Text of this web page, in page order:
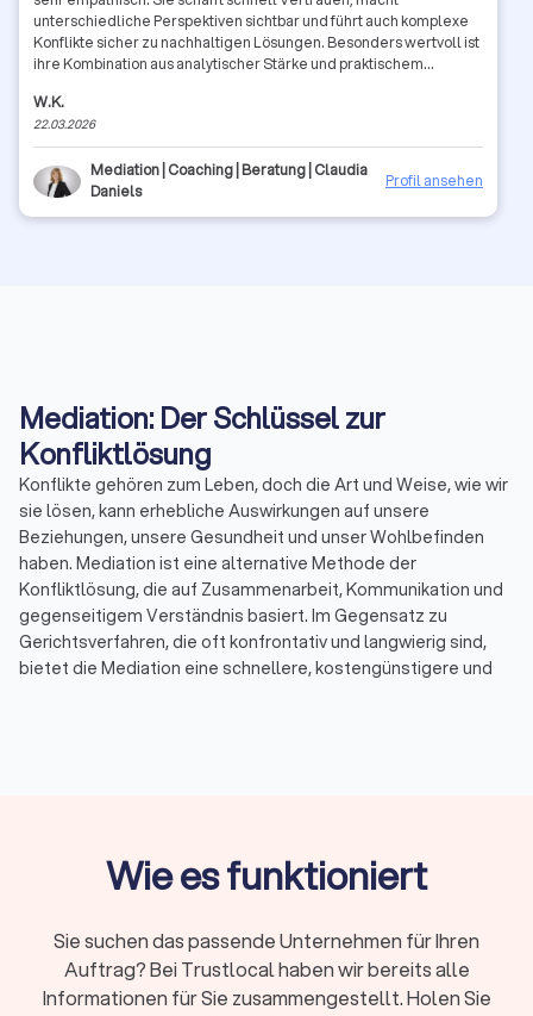
unterschiedliche Perspektiven sichtbar und führt auch komplexe
Konflikte sicher zu nachhaltigen Lösungen. Besonders wertvoll ist
ihre Kombination aus analytischer Stärke und praktischem
bei Konflikten aus dem IT-Bereich.
W.K.
22.03.2026
Mediation | Coaching | Beratung | Claudia
Daniels
Profil ansehen
Mediation: Der Schlüssel zur
Konfliktlösung
Konflikte gehören zum Leben, doch die Art und Weise, wie wir
sie lösen, kann erhebliche Auswirkungen auf unsere
Beziehungen, unsere Gesundheit und unser Wohlbefinden
haben. Mediation ist eine alternative Methode der
Konfliktlösung, die auf Zusammenarbeit, Kommunikation und
gegenseitigem Verständnis basiert. Im Gegensatz zu
Gerichtsverfahren, die oft konfrontativ und langwierig sind,
bietet die Mediation eine schnellere, kostengünstigere und
Was ist Mediation?
dem ein neutraler Dritter, der Mediator, den Parteien hilft, eine
einvernehmliche Lösung für ihren Streit zu finden. Der
Mediator hat keine Entscheidungsbefugnis, sondern
Wie es funktioniert
Sie suchen das passende Unternehmen für Ihren
Auftrag? Bei Trustlocal haben wir bereits alle
Informationen für Sie zusammengestellt. Holen Sie